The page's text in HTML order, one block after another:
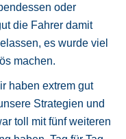
oder
die Fahrer damit
es wurde viel
machen.
haben extrem gut
Strategien und
toll mit fünf weiteren